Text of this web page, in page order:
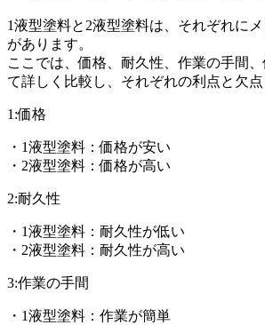
1液型塗料と2液型塗料は、それぞれに
があります。
ここでは、価格、耐久性、作業の手間
て詳しく比較し、それぞれの利点と欠点
1:価格
・1液型塗料：価格が安い
・2液型塗料：価格が高い
2:耐久性
・1液型塗料：耐久性が低い
・2液型塗料：耐久性が高い
3:作業の手間
・1液型塗料：作業が簡単